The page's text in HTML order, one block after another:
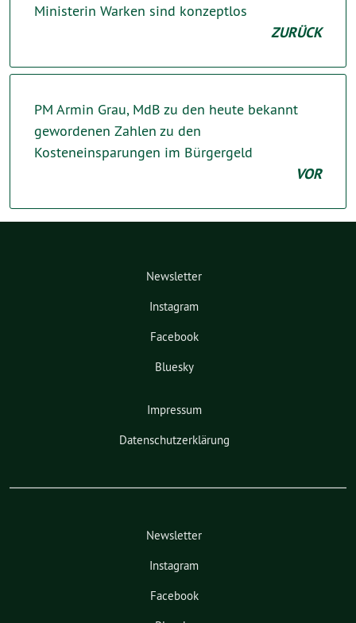
Ministerin Warken sind konzeptlos
ZURÜCK
PM Armin Grau, MdB zu den heute bekannt
gewordenen Zahlen zu den
Kosteneinsparungen im Bürgergeld
VOR
Newsletter
Instagram
Facebook
Bluesky
Impressum
Datenschutzerklärung
Newsletter
Instagram
Facebook